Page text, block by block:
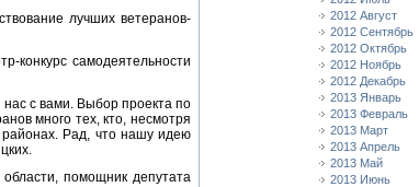
лучших ветеранов-
самодеятельности
с вами. Выбор проекта по
много тех, кто, несмотря
районах. Рад, что нашу идею
помощник депутата
2012 Август
2012 Сентябрь
2012 Октябрь
2012 Ноябрь
2012 Декабрь
2013 Январь
2013 Февраль
2013 Март
2013 Апрель
2013 Май
2013 Июнь